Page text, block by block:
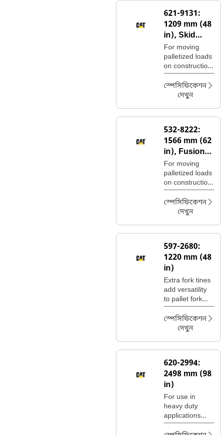
621-9131:
1209 mm (48
in), Skid
Steer
Coupler,
Class III
For moving
palletized loads
on construction
sites, handling
bagged fertilizer
and seed at
স্পেসিফিকেশন
দেখুন
532-8222:
1566 mm (62
in), Fusion™
Coupler,
Class IIII
For moving
palletized loads
on construction
sites, handling
bagged fertilizer
and seed at
স্পেসিফিকেশন
দেখুন
597-2680:
1220 mm (48
in)
Extra fork tines
add versatility
to pallet fork
carriages for
moving a wide
variety of
স্পেসিফিকেশন
দেখুন
620-2994:
2498 mm (98
in)
For use in
heavy duty
applications
where standard